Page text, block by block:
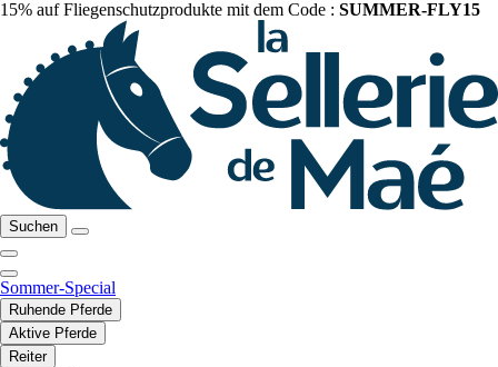
15% auf Fliegenschutzprodukte mit dem Code : SUMMER-FLY15
Suchen
Sommer-Special
Ruhende Pferde
Aktive Pferde
Reiter